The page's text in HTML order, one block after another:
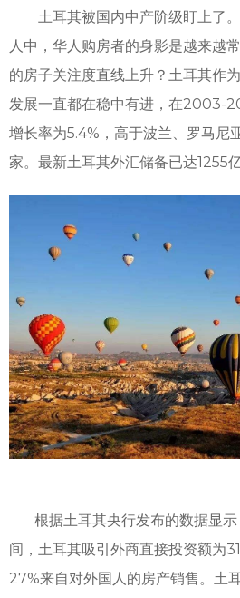
土耳其被国内中产阶级盯上了。
人中，华人购房者的身影是越来越
的房子关注度直线上升？土耳其作
发展一直都在稳中有进，在2003-
增长率为5.4%，高于波兰、罗马尼
家。最新土耳其外汇储备已达1255
根据土耳其央行发布的数据显示
间，土耳其吸引外商直接投资额为
27%来自对外国人的房产销售。土